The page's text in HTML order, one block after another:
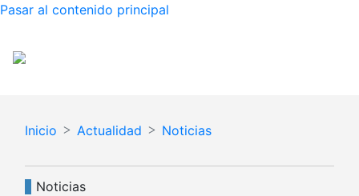
Pasar al contenido principal
Inicio Actualidad Noticias
Navegación principal
Noticias